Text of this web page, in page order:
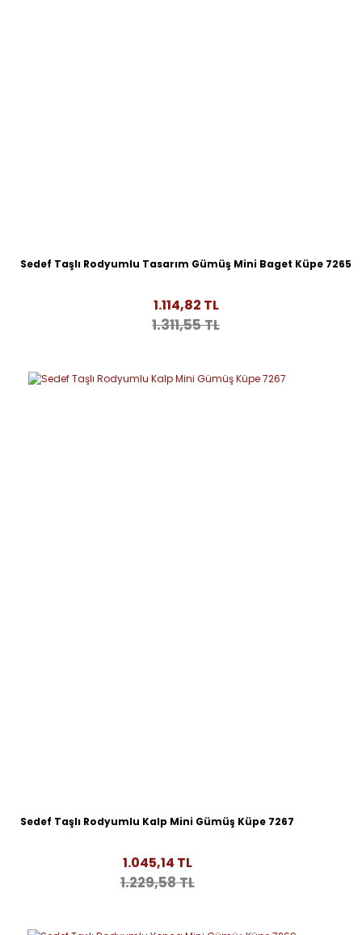
Sedef Taşlı Rodyumlu Tasarım Gümüş Mini Baget Küpe 7265
1.114,82 TL
1.311,55 TL
Sedef Taşlı Rodyumlu Kalp Mini Gümüş Küpe 7267
1.045,14 TL
1.229,58 TL